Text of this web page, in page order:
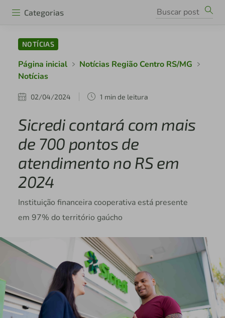
Categorias
NOTÍCIAS
Página inicial
Notícias Região Centro RS/MG
Notícias
02/04/2024 1 min de leitura
Sicredi contará com mais
de 700 pontos de
atendimento no RS em
2024
Instituição financeira cooperativa está presente
em 97% do território gaúcho